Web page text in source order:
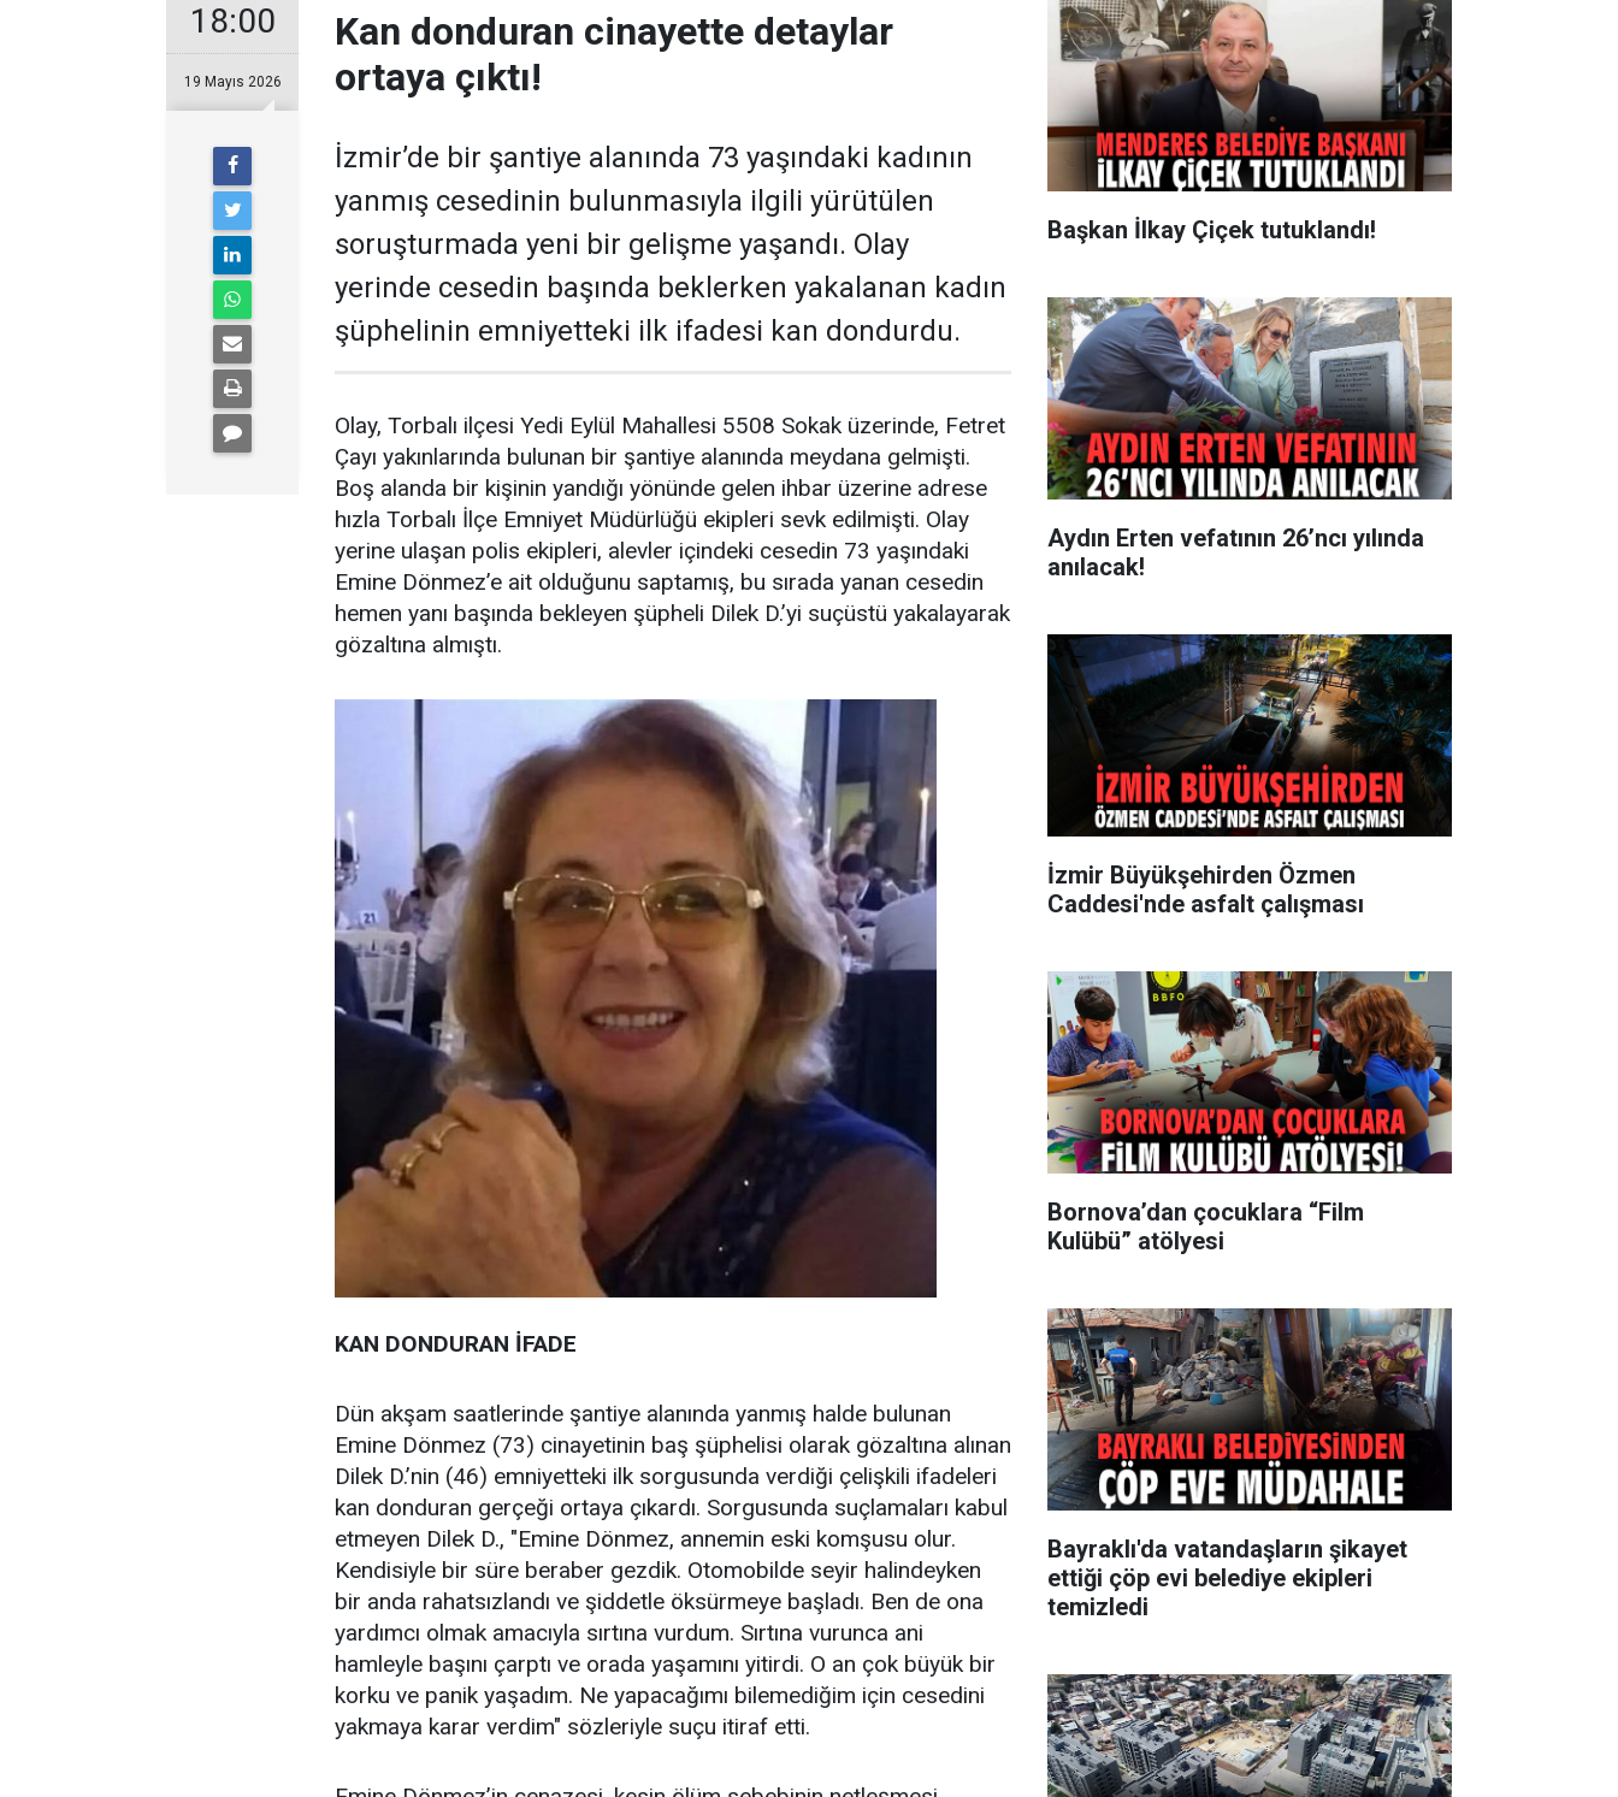
18:00
19 Mayıs 2026
Kan donduran cinayette detaylar
ortaya çıktı!
İzmir’de bir şantiye alanında 73 yaşındaki kadının
yanmış cesedinin bulunmasıyla ilgili yürütülen
soruşturmada yeni bir gelişme yaşandı. Olay
yerinde cesedin başında beklerken yakalanan kadın
şüphelinin emniyetteki ilk ifadesi kan dondurdu.
Olay, Torbalı ilçesi Yedi Eylül Mahallesi 5508 Sokak üzerinde, Fetret
Çayı yakınlarında bulunan bir şantiye alanında meydana gelmişti.
Boş alanda bir kişinin yandığı yönünde gelen ihbar üzerine adrese
hızla Torbalı İlçe Emniyet Müdürlüğü ekipleri sevk edilmişti. Olay
yerine ulaşan polis ekipleri, alevler içindeki cesedin 73 yaşındaki
Emine Dönmez’e ait olduğunu saptamış, bu sırada yanan cesedin
hemen yanı başında bekleyen şüpheli Dilek D.’yi suçüstü yakalayarak
gözaltına almıştı.
KAN DONDURAN İFADE
Dün akşam saatlerinde şantiye alanında yanmış halde bulunan
Emine Dönmez (73) cinayetinin baş şüphelisi olarak gözaltına alınan
Dilek D.’nin (46) emniyetteki ilk sorgusunda verdiği çelişkili ifadeleri
kan donduran gerçeği ortaya çıkardı. Sorgusunda suçlamaları kabul
etmeyen Dilek D., "Emine Dönmez, annemin eski komşusu olur.
Kendisiyle bir süre beraber gezdik. Otomobilde seyir halindeyken
bir anda rahatsızlandı ve şiddetle öksürmeye başladı. Ben de ona
yardımcı olmak amacıyla sırtına vurdum. Sırtına vurunca ani
hamleyle başını çarptı ve orada yaşamını yitirdi. O an çok büyük bir
korku ve panik yaşadım. Ne yapacağımı bilemediğim için cesedini
yakmaya karar verdim" sözleriyle suçu itiraf etti.
Başkan İlkay Çiçek tutuklandı!
Aydın Erten vefatının 26’ncı yılında
anılacak!
İzmir Büyükşehirden Özmen
Caddesi'nde asfalt çalışması
Bornova’dan çocuklara “Film
Kulübü” atölyesi
Bayraklı'da vatandaşların şikayet
ettiği çöp evi belediye ekipleri
temizledi